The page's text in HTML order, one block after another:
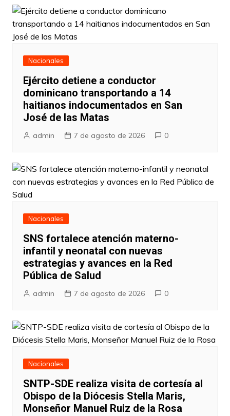
Nacionales
Ejército detiene a conductor
dominicano transportando a 14
haitianos indocumentados en San
José de las Matas
admin 7 de agosto de 2026 0
Nacionales
SNS fortalece atención materno-
infantil y neonatal con nuevas
estrategias y avances en la Red
Pública de Salud
admin 7 de agosto de 2026 0
Nacionales
SNTP-SDE realiza visita de cortesía al
Obispo de la Diócesis Stella Maris,
Monseñor Manuel Ruiz de la Rosa